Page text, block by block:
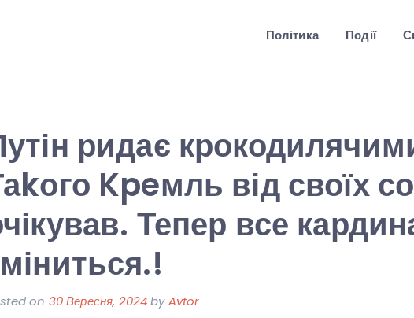
Політика Події
ридає
Kpeмль від своїх
Тепер все
on 30 Вересня, 2024byAvtor